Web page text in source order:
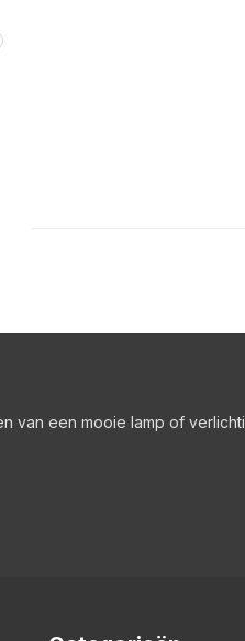
van een mooie lamp of